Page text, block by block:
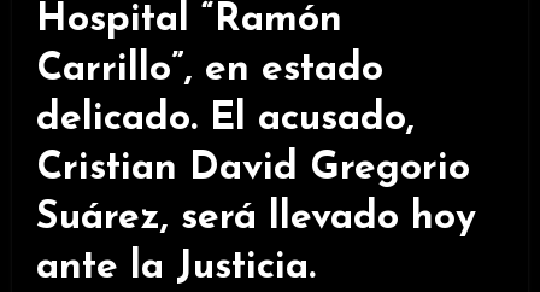
Hospital “Ramón
Carrillo”, en estado
delicado. El acusado,
Cristian David Gregorio
Suárez, será llevado hoy
ante la Justicia.